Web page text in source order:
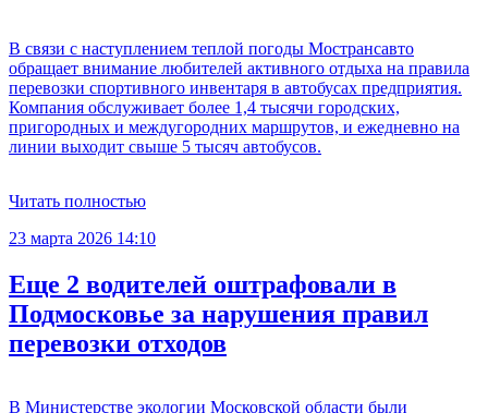
В связи с наступлением теплой погоды Мострансавто
обращает внимание любителей активного отдыха на правила
перевозки спортивного инвентаря в автобусах предприятия.
Компания обслуживает более 1,4 тысячи городских,
пригородных и междугородних маршрутов, и ежедневно на
линии выходит свыше 5 тысяч автобусов.
Читать полностью
23 марта 2026 14:10
Еще 2 водителей оштрафовали в
Подмосковье за нарушения правил
перевозки отходов
В Министерстве экологии Московской области были